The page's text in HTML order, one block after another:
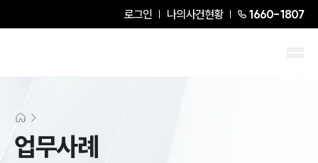
로그인 나의사건현황 1660-1807
업무사례